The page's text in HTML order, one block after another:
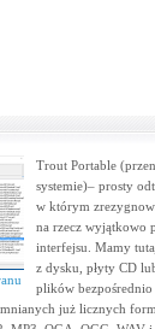
Trout Portable
systemie)– prosty
w którym
na rzecz wyjątkowo
interfejsu. Mamy
z dysku, płyty CD
plików bezpośrednio
już licznych